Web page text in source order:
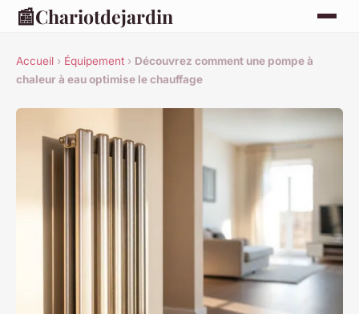
📰Chariotdejardin
Accueil › Équipement › Découvrez comment une pompe à
chaleur à eau optimise le chauffage